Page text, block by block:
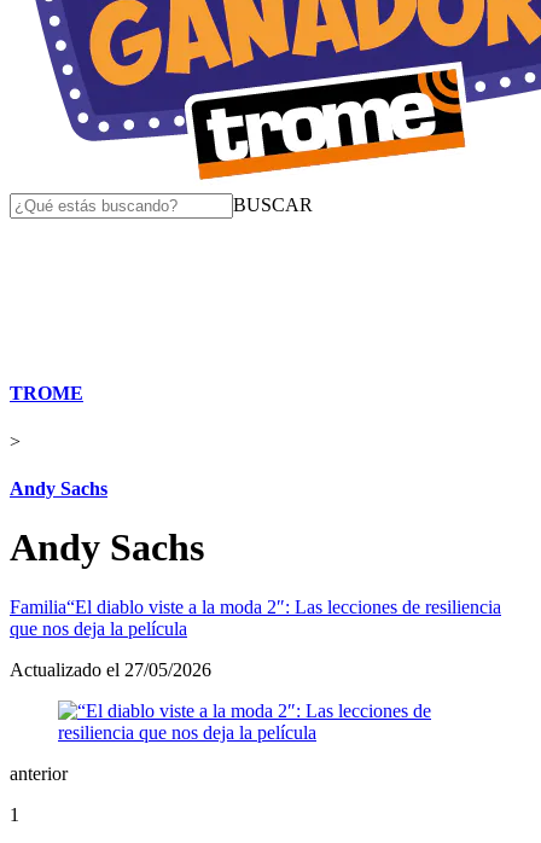
BUSCAR
TROME
>
Andy Sachs
Andy Sachs
Familia“El diablo viste a la moda 2″: Las lecciones de resiliencia
que nos deja la película
Actualizado el 27/05/2026
anterior
1